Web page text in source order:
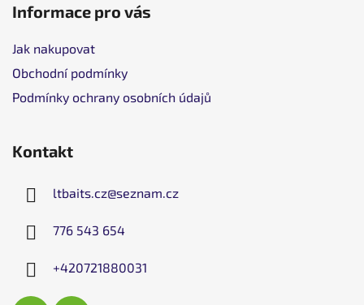
Informace pro vás
Jak nakupovat
Obchodní podmínky
Podmínky ochrany osobních údajů
Kontakt
ltbaits.cz@seznam.cz
776 543 654
+420721880031